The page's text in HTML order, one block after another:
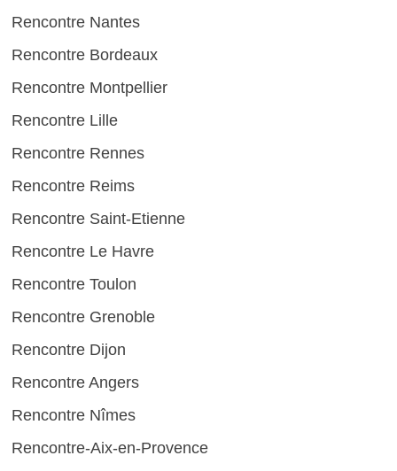
Rencontre Nantes
Rencontre Bordeaux
Rencontre Montpellier
Rencontre Lille
Rencontre Rennes
Rencontre Reims
Rencontre Saint-Etienne
Rencontre Le Havre
Rencontre Toulon
Rencontre Grenoble
Rencontre Dijon
Rencontre Angers
Rencontre Nîmes
Rencontre-Aix-en-Provence